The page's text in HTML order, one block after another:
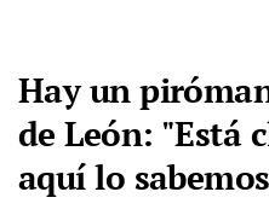
Hay un
de León: "Está
aquí lo